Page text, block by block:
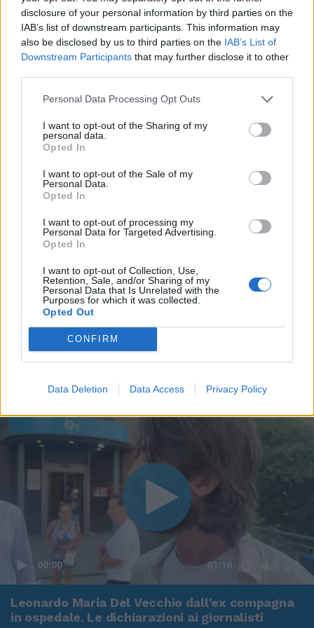
disclosure of your personal information by third parties on the
IAB’s list of downstream participants. This information may
also be disclosed by us to third parties on the IAB’s List of
Downstream Participants that may further disclose it to other
Personal Data Processing Opt Outs
I want to opt-out of the Sharing of my
personal data.
Opted In
I want to opt-out of the Sale of my
Personal Data.
Opted In
I want to opt-out of processing my
Personal Data for Targeted Advertising.
Opted In
I want to opt-out of Collection, Use,
Retention, Sale, and/or Sharing of my
Personal Data that Is Unrelated with the
Purposes for which it was collected.
Opted Out
CONFIRM
Data Deletion Data Access Privacy Policy
00:00 01:16
Leonardo Maria Del Vecchio dall'ex compagna
in ospedale. Le dichiarazioni ai giornalisti